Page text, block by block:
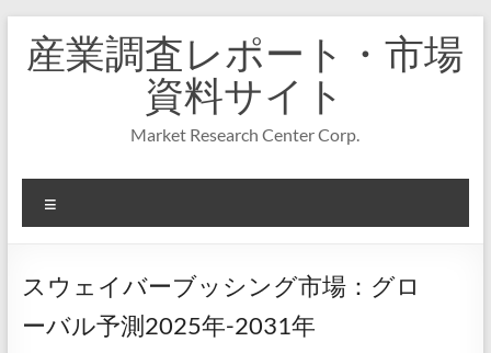
キ
プ
産業調査レポート・市場
資料サイト
Market Research Center Corp.
ニ
ー
スウェイバーブッシング市場：グロ
ーバル予測2025年-2031年